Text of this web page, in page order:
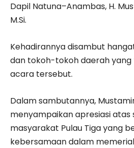
Dapil Natuna–Anambas, H.
M.Si.
Kehadirannya disambut
dan tokoh-tokoh daerah
acara tersebut.
Dalam sambutannya,
menyampaikan apresiasi atas
masyarakat Pulau Tiga yang
kebersamaan dalam